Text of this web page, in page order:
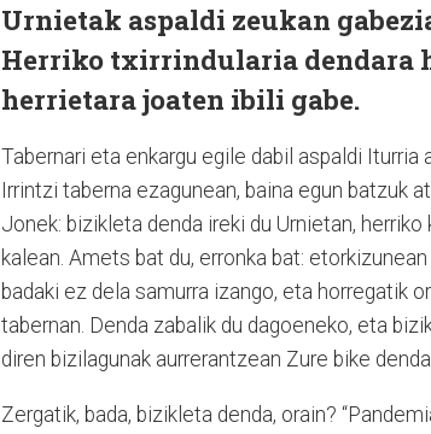
Urnietak aspaldi zeukan
Herriko txirrindularia dendara
herrietara joaten ibili gabe.
Tabernari eta enkargu egile dabil aspaldi Iturria
Irrintzi taberna ezagunean, baina egun batzuk
Jonek: bizikleta denda ireki du Urnietan,
kalean. Amets bat du, erronka bat:
badaki ez dela samurra izango, eta horregatik
tabernan. Denda zabalik du dagoeneko, eta
diren bizilagunak aurrerantzean Zure bike
Zergatik, bada, bizikleta denda, orain?